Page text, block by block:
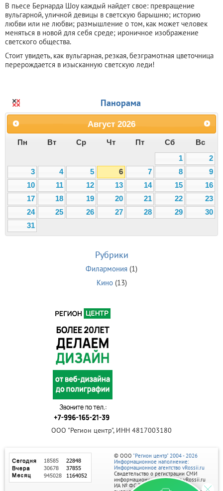
В пьесе Бернарда Шоу каждый найдет свое: превращение
вульгарной, уличной девицы в светскую барышню; историю
любви или не любви; размышление о том, как может человек
меняться в новой для себя среде; ироничное изображение
светского общества.
Стоит увидеть, как вульгарная, резкая, безграмотная цветочница
перерождается в изысканную светскую леди!
Панорама
Август 2026
Пн Вт Ср Чт Пт Сб
Вс
1
2
3
4 5 6 7 8
9
10
11 12 13 14 15
16
17
18 19 20 21 22
23
24
25 26 27 28 29
30
31
Рубрики
Филармония (1)
Кино(13)
ООО "Регион центр", ИНН 4817003180
© ООО "Регион центр" 2004 - 2026
Информационное наполнение:
Информационное агентство vRossii.ru
Свидетельство о регистрации СМИ
информационного агентства vRossii.ru
ИА № ФС 77‑35502